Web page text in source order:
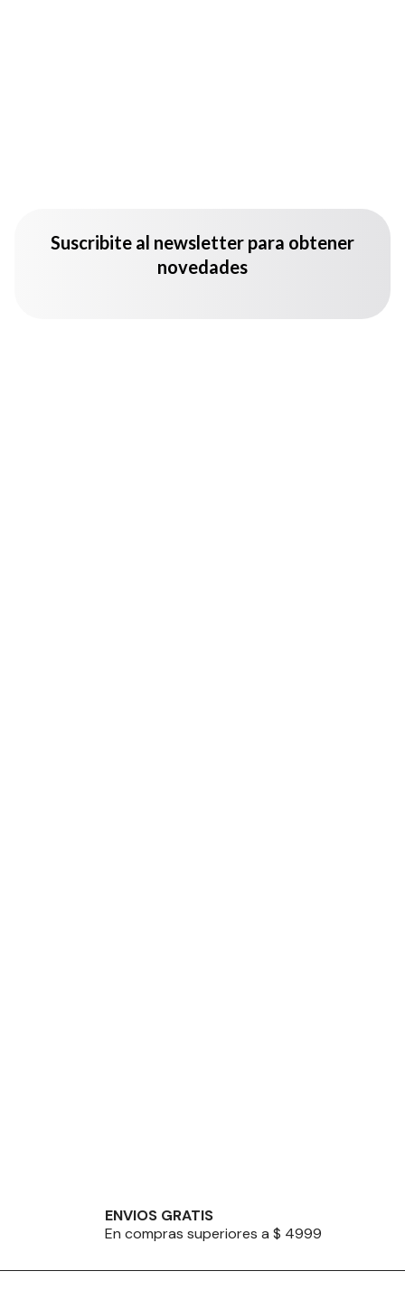
Suscribite al newsletter para obtener
novedades
ENVIOS GRATIS
En compras superiores a $ 4999